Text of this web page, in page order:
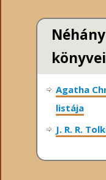
Agatha
listája
J. R. R.